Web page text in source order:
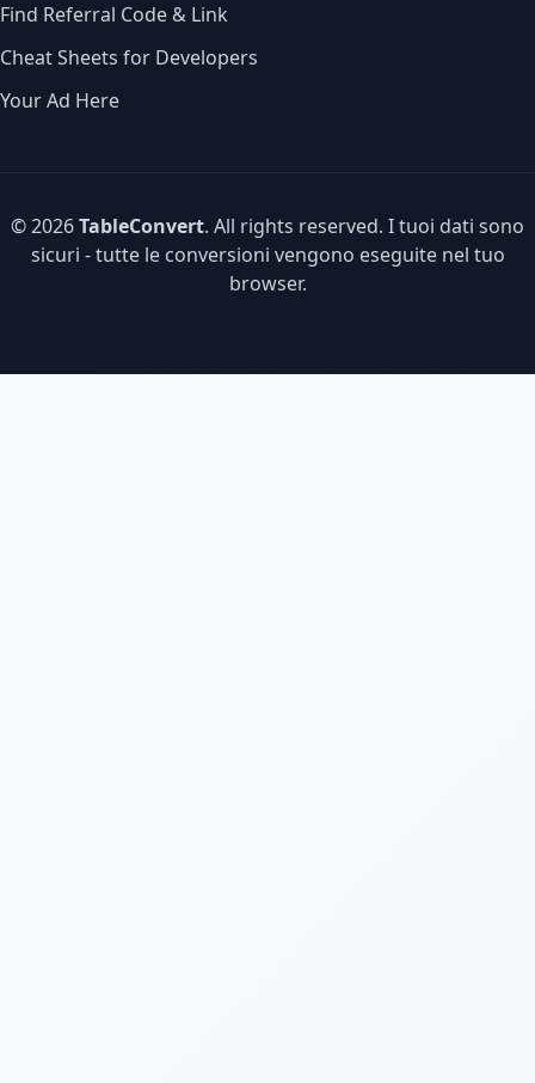
Find Referral Code & Link
Cheat Sheets for Developers
Your Ad Here
© 2026TableConvert. All rights reserved. I tuoi dati sono
sicuri - tutte le conversioni vengono eseguite nel tuo
browser.